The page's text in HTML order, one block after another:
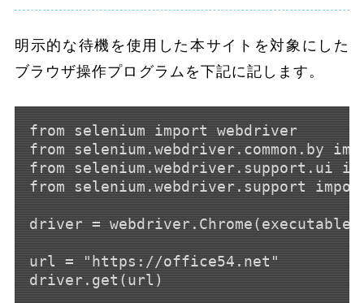
明示的な待機を使用した本サイトを対象にした
ブラウザ操作プログラムを下記に記します。
from selenium import webdriver
from selenium.webdriver.common.by
from selenium.webdriver.support.ui
from selenium.webdriver.support
driver =
url = "https://office54.net"
driver.get(url)